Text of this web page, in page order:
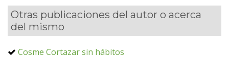
Otras publicaciones del autor o acerca
del mismo
Cosme Cortazar sin hábitos